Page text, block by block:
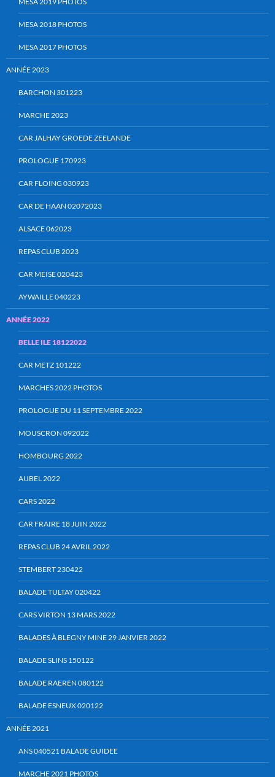
MESA 2018 PHOTOS
MESA 2017 PHOTOS
ANNÉE 2023
BARCHON 301223
MARCHE 2023
CAR JALHAY GROEDE ZEELANDE
PROLOGUE 170923
CAR FLOING 030923
CAR DE HAAN 02072023
ALSACE 062023
REPAS CLUB 2023
CAR MEISE 020423
AYWAILLE 040223
ANNÉE 2022
BELLE ILE 18122022
CAR METZ 101222
MARCHES 2022 PHOTOS
PROLOGUE DU 11 SEPTEMBRE 2022
MOUSCRON 092022
HOMBOURG 2022
AUBEL 2022
CARS 2022
CAR FRAIRE 18 JUIN 2022
REPAS CLUB 24 AVRIL 2022
STEMBERT 230422
BALADE TULTAY 020422
CARS VIRTON 13 MARS 2022
BALADES À BLEGNY MINE 29 JANVIER 2022
BALADE SLINS 150122
BALADE RAEREN 080122
BALADE ESNEUX 020122
ANNÉE 2021
ANS 040521 BALADE GUIDEE
MARCHE 2021 PHOTOS